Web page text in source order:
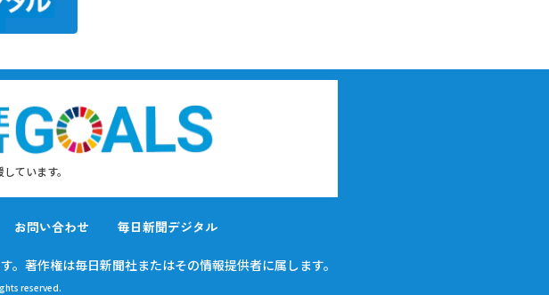
ています。
お問い合わせ 毎日新聞デジタル
。 著作権は毎日新聞社またはその情報提供者に属します。
reserved.